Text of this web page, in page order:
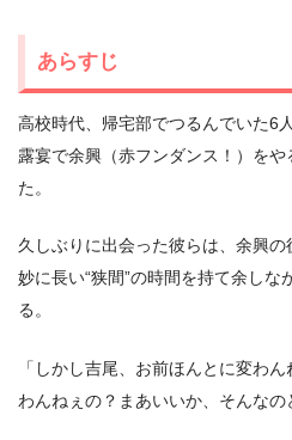
あらすじ
⾼校時代、帰宅部でつるんでいた6
露宴で余興（⾚フンダンス！）を
た。
久しぶりに出会った彼らは、余興の
妙に⻑い“狭間”の時間を持て余し
る。
「しかし吉尾、お前ほんとに変わ
わんねぇの？まあいいか、そんなの